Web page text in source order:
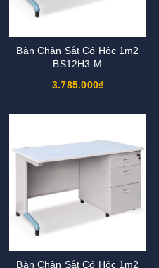
Bàn Chân Sắt Có Hộc 1m2
BS12H3-M
3.785.000₫
Bàn Chân Sắt Có Hộc 1m2